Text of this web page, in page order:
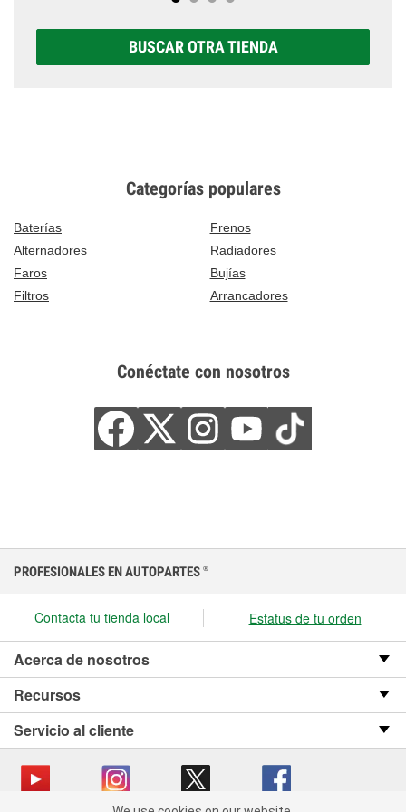
BUSCAR OTRA TIENDA
Categorías populares
Baterías
Frenos
Alternadores
Radiadores
Faros
Bujías
Filtros
Arrancadores
Conéctate con nosotros
PROFESIONALES EN AUTOPARTES ®
Contacta tu tienda local Estatus de tu orden
Acerca de nosotros
Recursos
Servicio al cliente